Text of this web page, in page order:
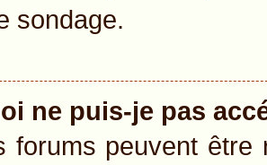
sondage.
ne puis-je pas
forums peuvent